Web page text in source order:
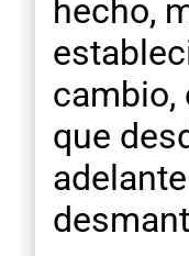
hecho,
cambio,
que